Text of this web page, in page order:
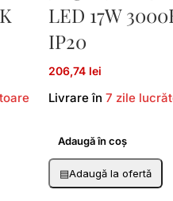
LED 17W
IP20
206,74 lei
Livrare în 7 zile
Adaugă în coș
▤Adaugă la ofertă